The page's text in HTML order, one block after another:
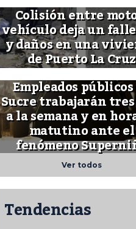
Colisión entre
vehículo deja un
y daños en una
de Puerto La Cruz
Empleados
Sucre trabajarán
a la semana y en
matutino ante el
fenómeno
Ver todos
Tendencias